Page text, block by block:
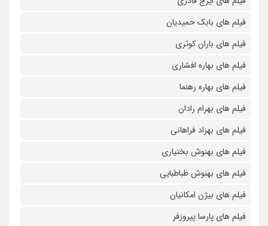
فیلم های بابک حمیدیان
فیلم های باران کوثری
فیلم های بهاره افشاری
فیلم های بهاره رهنما
فیلم های بهرام رادان
فیلم های بهزاد فراهانی
فیلم های بهنوش بختیاری
فیلم های بهنوش طباطبایی
فیلم های بیژن امکانیان
فیلم های پارسا پیروزفر